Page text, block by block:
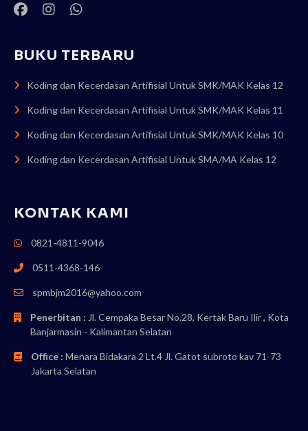
BUKU TERBARU
Koding dan Kecerdasan Artifisial Untuk SMK/MAK Kelas 12
Koding dan Kecerdasan Artifisial Untuk SMK/MAK Kelas 11
Koding dan Kecerdasan Artifisial Untuk SMK/MAK Kelas 10
Koding dan Kecerdasan Artifisial Untuk SMA/MA Kelas 12
KONTAK KAMI
0821-4811-9046
0511-4368-146
spmbjm2016@yahoo.com
Penerbitan : Jl. Cempaka Besar No.28, Kertak Baru Ilir , Kota
Banjarmasin - Kalimantan Selatan
Office : Menara Bidakara 2 Lt.4 Jl. Gatot subroto kav 71-73
Jakarta Selatan